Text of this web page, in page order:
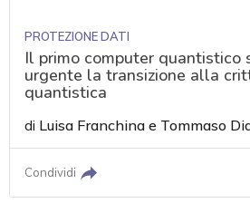
PROTEZIONE DATI
Il primo computer quantistico
urgente la transizione alla
quantistica
di Luisa Franchina e Tommaso
Condividi